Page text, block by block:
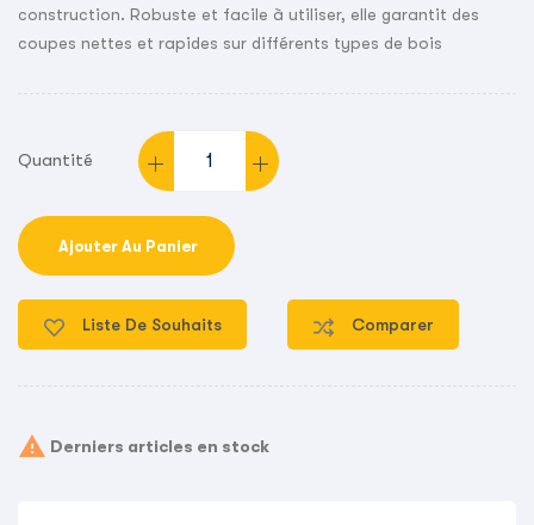
construction. Robuste et facile à utiliser, elle garantit des
coupes nettes et rapides sur différents types de bois
Quantité
Ajouter Au Panier
Liste De Souhaits Comparer
 Derniers articles en stock